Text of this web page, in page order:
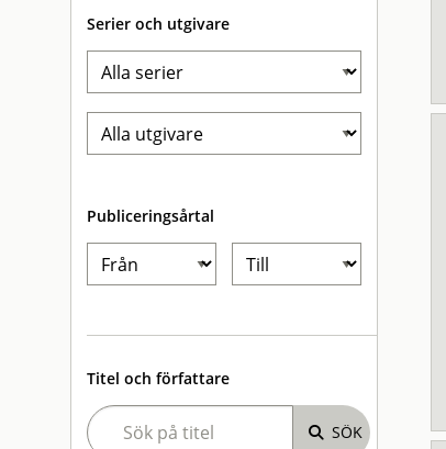
Serier och utgivare
Publiceringsårtal
Titel och författare